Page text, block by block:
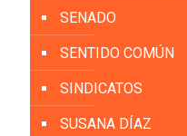
SENADO
SENTIDO COMÚN
SINDICATOS
SUSANA DÍAZ